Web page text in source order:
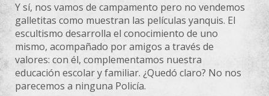
Y sí, nos vamos de campamento pero no vendemos
galletitas como muestran las películas yanquis. El
escultismo desarrolla el conocimiento de uno
mismo, acompañado por amigos a través de
valores: con él, complementamos nuestra
educación escolar y familiar. ¿Quedó claro? No nos
parecemos a ninguna Policía.